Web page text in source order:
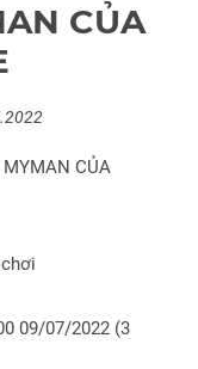
CỦA
CỦA
09/07/2022 (3